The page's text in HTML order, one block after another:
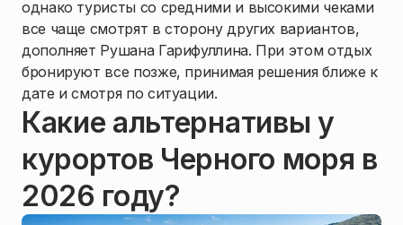
однако туристы со средними и высокими чеками
все чаще смотрят в сторону других вариантов,
дополняет Рушана Гарифуллина. При этом отдых
бронируют все позже, принимая решения ближе к
дате и смотря по ситуации.
Какие альтернативы у
курортов Черного моря в
2026 году?